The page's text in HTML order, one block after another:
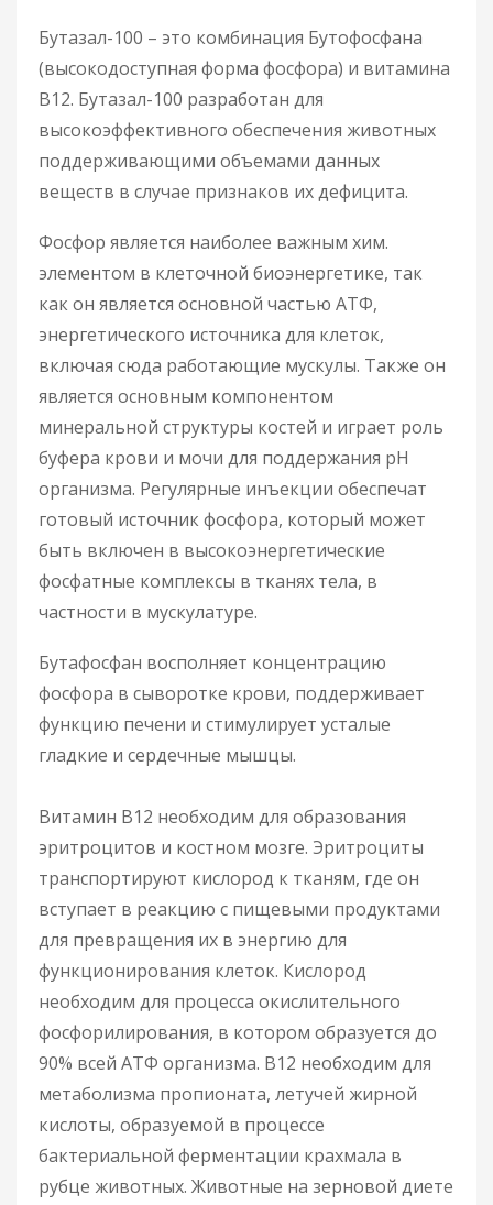
Бутазал-100 – это комбинация Бутофосфана
(высокодоступная форма фосфора) и витамина
B12. Бутазал-100 разработан для
высокоэффективного обеспечения животных
поддерживающими объемами данных
веществ в случае признаков их дефицита.
Фосфор является наиболее важным хим.
элементом в клеточной биоэнергетике, так
как он является основной частью АТФ,
энергетического источника для клеток,
включая сюда работающие мускулы. Также он
является основным компонентом
минеральной структуры костей и играет роль
буфера крови и мочи для поддержания рН
организма. Регулярные инъекции обеспечат
готовый источник фосфора, который может
быть включен в высокоэнергетические
фосфатные комплексы в тканях тела, в
частности в мускулатуре.
Бутафосфан восполняет концентрацию
фосфора в сыворотке крови, поддерживает
функцию печени и стимулирует усталые
гладкие и сердечные мышцы.
Витамин B12 необходим для образования
эритроцитов и костном мозге. Эритроциты
транспортируют кислород к тканям, где он
вступает в реакцию с пищевыми продуктами
для превращения их в энергию для
функционирования клеток. Кислород
необходим для процесса окислительного
фосфорилирования, в котором образуется до
90% всей АТФ организма. B12 необходим для
метаболизма пропионата, летучей жирной
кислоты, образуемой в процессе
бактериальной ферментации крахмала в
рубце животных. Животные на зерновой диете